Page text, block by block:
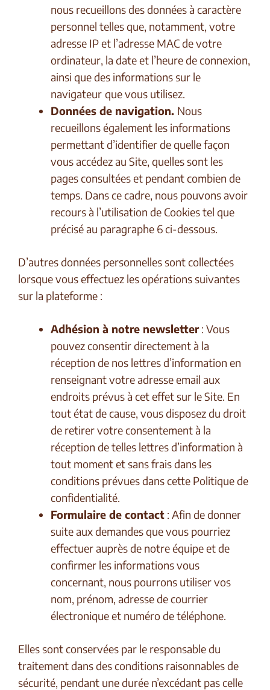
nous recueillons des données à caractère
personnel telles que, notamment, votre
adresse IP et l’adresse MAC de votre
ordinateur, la date et l’heure de connexion,
ainsi que des informations sur le
navigateur que vous utilisez.
Données de navigation. Nous
recueillons également les informations
permettant d’identifier de quelle façon
vous accédez au Site, quelles sont les
pages consultées et pendant combien de
temps. Dans ce cadre, nous pouvons avoir
recours à l’utilisation de Cookies tel que
précisé au paragraphe 6 ci-dessous.
D’autres données personnelles sont collectées
lorsque vous effectuez les opérations suivantes
sur la plateforme :
Adhésion à notre newsletter: Vous
pouvez consentir directement à la
réception de nos lettres d’information en
renseignant votre adresse email aux
endroits prévus à cet effet sur le Site. En
tout état de cause, vous disposez du droit
de retirer votre consentement à la
réception de telles lettres d’information à
tout moment et sans frais dans les
conditions prévues dans cette Politique de
confidentialité.
Formulaire de contact : Afin de donner
suite aux demandes que vous pourriez
effectuer auprès de notre équipe et de
confirmer les informations vous
concernant, nous pourrons utiliser vos
nom, prénom, adresse de courrier
électronique et numéro de téléphone.
Elles sont conservées par le responsable du
traitement dans des conditions raisonnables de
sécurité, pendant une durée n’excédant pas celle